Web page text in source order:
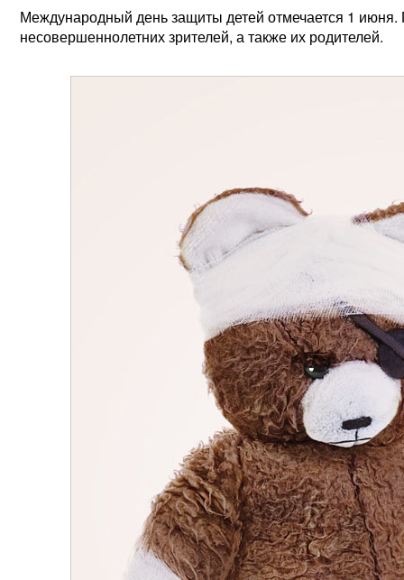
Международный день защиты детей отмечается 1
несовершеннолетних зрителей, а также их родителей.